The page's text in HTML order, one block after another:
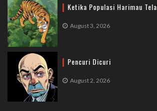
Ketika Populasi Harimau
August 3, 2026
Pencuri Dicuri
August 2, 2026